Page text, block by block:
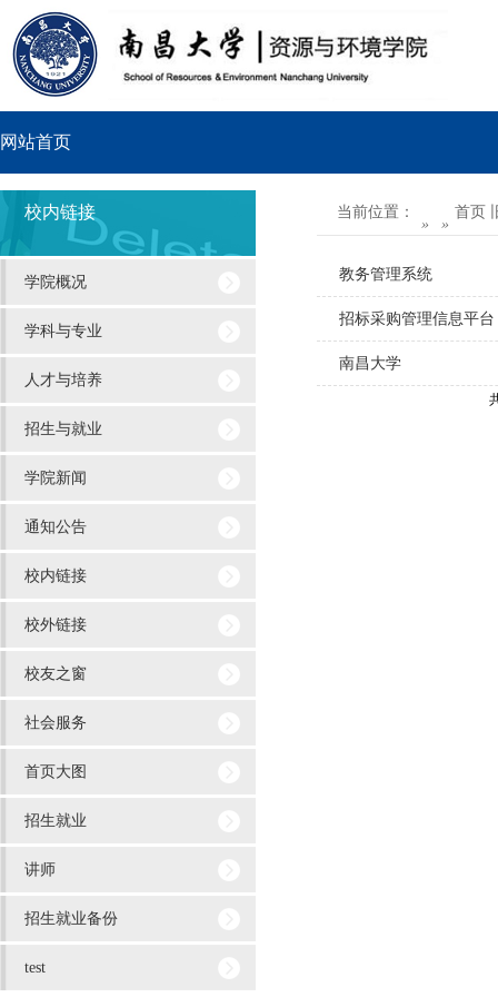
网站首页
导
校内链接
学院概况
学科与专业
人才与培养
招生与就业
学院新闻
通知公告
校内链接
校外链接
校友之窗
社会服务
首页大图
招生就业
讲师
招生就业备份
test
当前位置： 首页
» »
教务管理系统
招标采购管理信息平台
南昌大学